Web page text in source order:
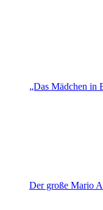
„Das Mädchen in
Der große Mario